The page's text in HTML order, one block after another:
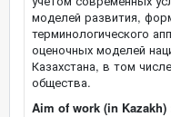
моделей развития,
терминологического
оценочных моделей
Казахстана, в том
общества.
Aim of work (in Kazakh)